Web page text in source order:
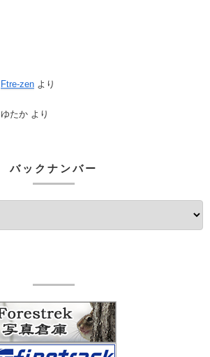
Ftre-zen より
ゆたか より
バックナンバー